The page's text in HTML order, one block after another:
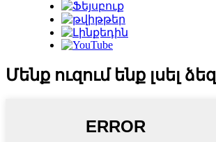
Մենք ուզում ենք լսել ձեզ